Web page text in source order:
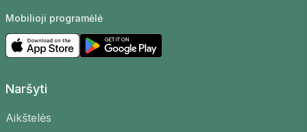
Mobilioji programėlė
Naršyti
Aikštelės